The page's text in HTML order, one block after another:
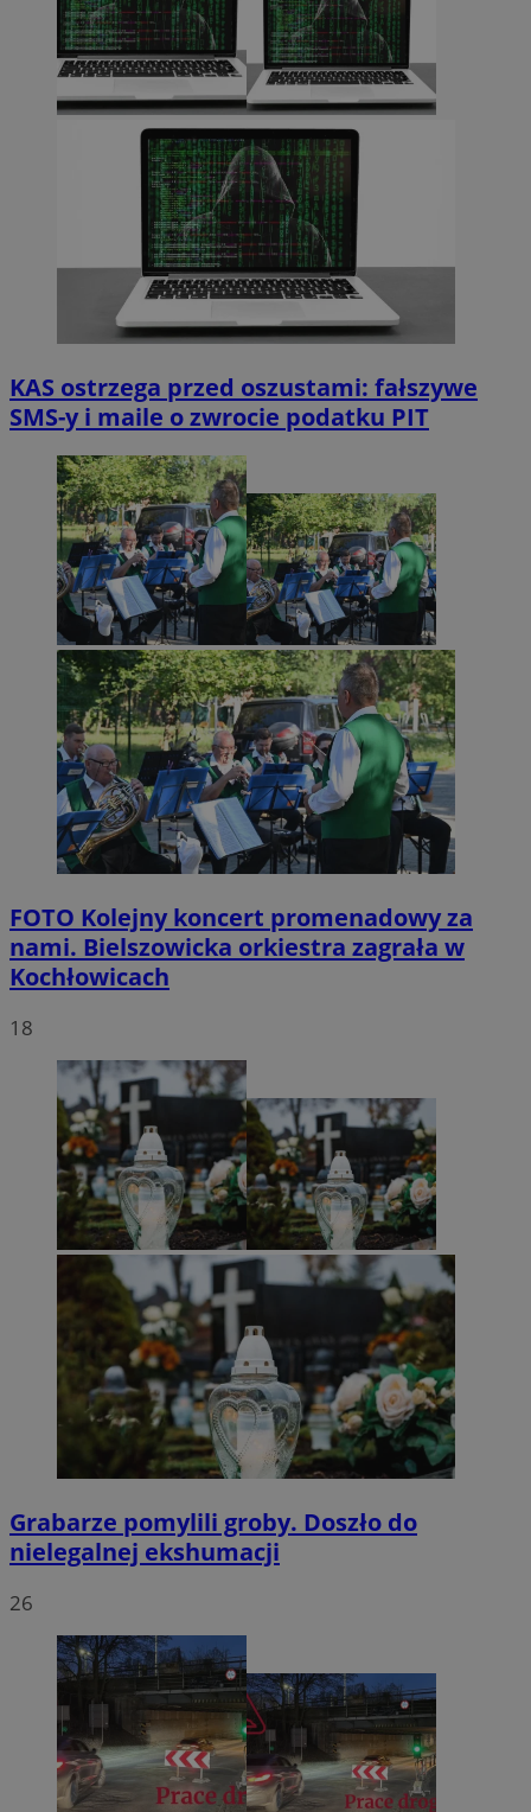
KAS ostrzega przed oszustami: fałszywe
SMS-y i maile o zwrocie podatku PIT
FOTO Kolejny koncert promenadowy za
nami. Bielszowicka orkiestra zagrała w
Kochłowicach
18
Grabarze pomylili groby. Doszło do
nielegalnej ekshumacji
26